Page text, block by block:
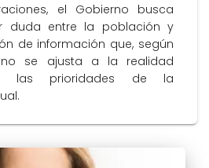
el Gobierno busca
duda entre la población y
de información que, según
no se ajusta a la realidad
las prioridades de la